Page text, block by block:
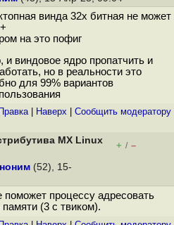
винда 32х битная не может
на это пофиг
и виндовое ядро пропатчить и
но в реальности это
для 99% вариантов
Правка| Наверх Cообщить модератору
MX Linux
+ / –
(52), 15-
поможет процессу адресовать
(3 с твиком).